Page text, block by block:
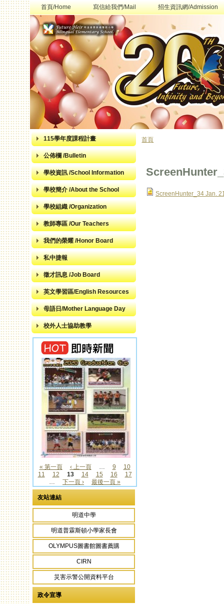
首頁/Home 寫信給我們/Mail 招生資訊網/Admission
115學年度課程計畫
公佈欄 /Bulletin
學校資訊 /School Information
學校簡介 /About the School
學校組織 /Organization
教師專區 /Our Teachers
我們的榮耀 /Honor Board
私中捷報
徵才訊息 /Job Board
英文學習區/English Resources
母語日/Mother Language Day
校外人士協助教學
頁面
« 第一頁 ‹ 上一頁 … 9
10
11
12 13 14 15 16
17
…
下一頁 › 最後一頁 »
友站連結
明道中學
明道普霖斯頓小學家長會
OLYMPUS圖書館圖書薦購
CIRN
災害示警公開資料平台
政令宣導
首頁
ScreenHunter_34 Jan.